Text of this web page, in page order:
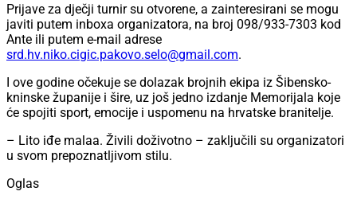
Prijave za dječji turnir su otvorene, a zainteresirani se mogu
javiti putem inboxa organizatora, na broj 098/933-7303 kod
Ante ili putem e-mail adrese
srd.hv.niko.cigic.pakovo.selo@gmail.com.
I ove godine očekuje se dolazak brojnih ekipa iz Šibensko-
kninske županije i šire, uz još jedno izdanje Memorijala koje
će spojiti sport, emocije i uspomenu na hrvatske branitelje.
– Lito iđe malaa. Živili doživotno – zaključili su organizatori
u svom prepoznatljivom stilu.
Oglas